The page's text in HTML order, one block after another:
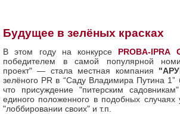
Будущее в зелёных красках
В этом году на конкурсе PROBA-IPRA
победителем в самой популярной
проект" — стала местная компания
зелёного PR в “Саду Владимира Путина 1”
что присуждение "питерским
единого положенного в подобных случаях
"лоббировании своих" и т.п.